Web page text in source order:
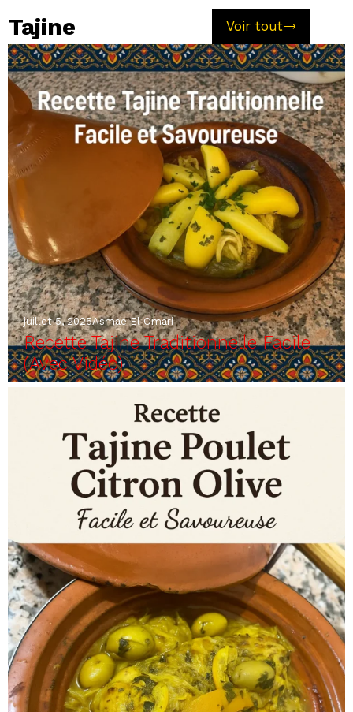
Tajine Voir tout
juillet 5, 2025Asmae El Omari
Recette Tajine Traditionnelle Facile
(Avec Vidéo)